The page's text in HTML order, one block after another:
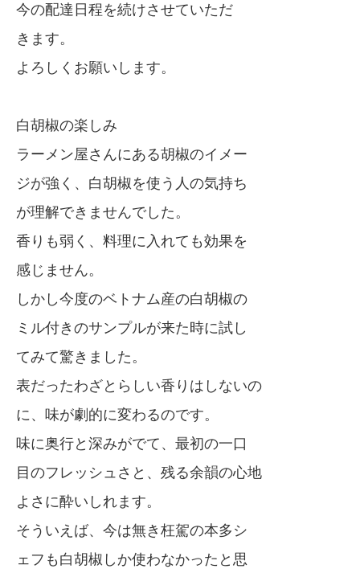
今の配達日程を続けさせていただ
きます。
よろしくお願いします。
白胡椒の楽しみ
ラーメン屋さんにある胡椒のイメー
ジが強く、白胡椒を使う人の気持ち
が理解できませんでした。
香りも弱く、料理に入れても効果を
感じません。
しかし今度のベトナム産の白胡椒の
ミル付きのサンプルが来た時に試し
てみて驚きました。
表だったわざとらしい香りはしないの
に、味が劇的に変わるのです。
味に奥行と深みがでて、最初の一口
目のフレッシュさと、残る余韻の心地
よさに酔いしれます。
そういえば、今は無き枉駕の本多シ
ェフも白胡椒しか使わなかったと思